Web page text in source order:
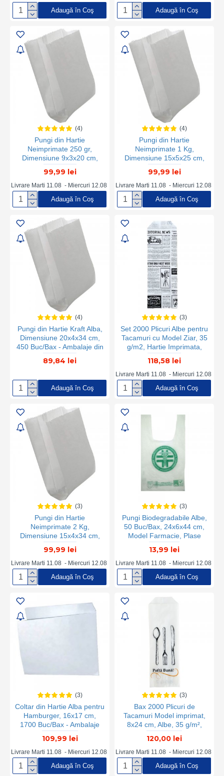
Hartie, Ambalaje din Hartie,
Pungi pentru Fast Food,
Pungi din Hartie Catering
Adaugă în Coş Adaugă în Coş
Pungi din Hartie
Neimprimate 250 gr,
Dimensiune 9x3x20 cm,
Hartie Kraft Alba 50 g/m²,
Greutate 5 Kg/Bax, 290
Buc/Kg - Ambalaje din
99,99 lei
(4)
Livrare Marti 11.08 - Miercuri 12.08
Adaugă în Coş
Pungi din Hartie
Neimprimate 1 Kg,
Dimensiune 15x5x25 cm,
Hartie Kraft Alba 50 g/m²,
Greutate 5 Kg/Bax, 150
Buc/Kg, Ambalaje din Hartie
pentru Alimente, Ambalaje
Hartie Fast-Food si Produse
pentru Covrigi
99,99 lei
(4)
Livrare Marti 11.08 - Miercuri 12.08
Adaugă în Coş
Pungi din Hartie Kraft Alba,
Dimensiune 20x4x34 cm,
450 Buc/Bax - Ambalaje din
Hartie
89,84 lei
(4)
Adaugă în Coş
Set 2000 Plicuri Albe pentru
Tacamuri cu Model Ziar, 35
g/m2, Hartie Imprimata,
Punga pentru Tacamuri,
Pungi pentru Tacamuri, Bax
de Pungi pentru Tacamuri,
Baxuri de Pungi pentru
Tacamuri, Plic pentru
118,58 lei
(3)
Livrare Marti 11.08 - Miercuri 12.08
Adaugă în Coş
Pungi din Hartie
Neimprimate 2 Kg,
Dimensiune 15x4x34 cm,
Hartie Kraft Alba 50 g/m²,
Greutate 5 Kg/Bax, 110
Buc/Kg - Ambalaje din
99,99 lei
(3)
Livrare Marti 11.08 - Miercuri 12.08
Adaugă în Coş
Pungi Biodegradabile Albe,
50 Buc/Bax, 24x6x44 cm,
Model Farmacie, Plase
Ecologice, Pungi Farmacie
Biodegradabile, Plase
pentru Farmacie, Pungi
Albe Farmacie
13,99 lei
(3)
Livrare Marti 11.08 - Miercuri 12.08
Adaugă în Coş
Coltar din Hartie Alba pentru
Hamburger, 16x17 cm,
1700 Buc/Bax - Ambalaje
pentru Fast Food
109,99 lei
(3)
Livrare Marti 11.08 - Miercuri 12.08
Adaugă în Coş
Bax 2000 Plicuri de
Tacamuri Model imprimat,
8x24 cm, Albe, 35 g/m²,
Plicuri Tacamuri, Plic
Tacamuri, Plic Hartie
Tacamuri, Plicuri Furculite,
Plicuri Cutite, Plicuri Linguri,
Plicuri Hartie de Tacamuri,
120,00 lei
(3)
Livrare Marti 11.08 - Miercuri 12.08
Adaugă în Coş